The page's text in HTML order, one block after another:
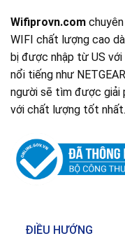
Wifiprovn.com
WIFI chất lượng cao
bị được nhập từ US
nổi tiếng như
người sẽ tìm được giải
với chất lượng tốt nhất.
ĐIỀU HƯỚNG